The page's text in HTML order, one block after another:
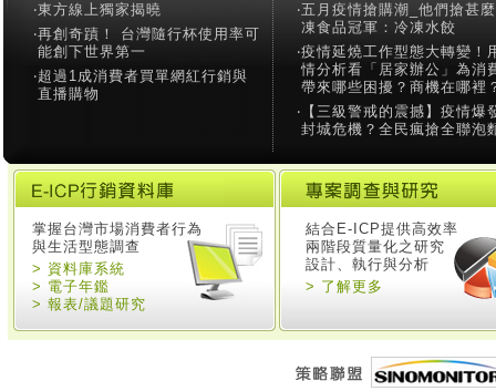
‧東方線上獨家揭曉
‧再創奇蹟！ 台灣隨行杯使用率可
能創下世界第一
‧超過1成消費者買單網紅行銷與
直播購物
‧五月疫情搶購潮_他們搶甚
凍食品冠軍：冷凍水餃
‧疫情延燒工作型態大轉變！
情分析看「居家辦公」為消
帶來哪些困擾？商機在哪裡
‧ 【三級警戒的震撼】疫情爆
封城危機？全民瘋搶全聯泡
掌握台灣市場消費者行為
與生活型態調查
> 資料庫系統
> 電子年鑑
> 報表/議題研究
結合E-ICP提供高效率
兩階段質量化之研究
設計、執行與分析
> 了解更多